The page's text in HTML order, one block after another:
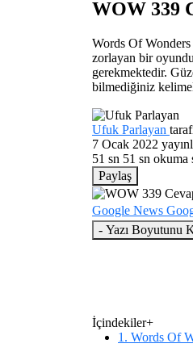
WOW 339
Words Of
zorlayan bir
gerekmektedir.
bilmediğiniz
Ufuk Parlayan
7 Ocak 2022
51 sn 51 sn okuma
Paylaş
Google News
- Yazı Boyutunu
İçindekiler+
1. Words Of